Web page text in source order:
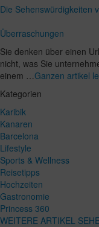
Die Sehenswürdigkeiten
Überraschungen
Sie denken über einen
nicht, was Sie
einem …Ganzen artikel
Kategorien
Karibik
Kanaren
Barcelona
Lifestyle
Sports & Wellness
Reisetipps
Hochzeiten
Gastronomie
Princess 360
WEITERE ARTIKEL